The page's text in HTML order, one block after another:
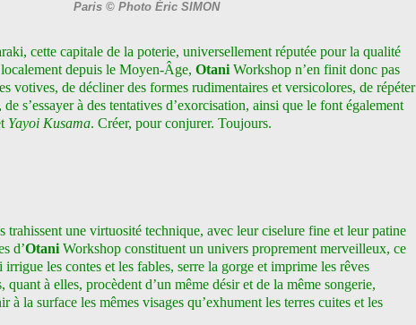
Paris © Photo Éric SIMON
cette capitale de la poterie, universellement réputée pour la qualité
depuis le Moyen-Âge, Otani Workshop n’en finit donc pas
votives, de décliner des formes rudimentaires et versicolores, de répéter
de s’essayer à des tentatives d’exorcisation, ainsi que le font également
Yayoi Kusama. Créer, pour conjurer. Toujours.
trahissent une virtuosité technique, avec leur ciselure fine et leur patine
d’Otani Workshop constituent un univers proprement merveilleux, ce
les contes et les fables, serre la gorge et imprime les rêves
quant à elles, procèdent d’un même désir et de la même songerie,
à la surface les mêmes visages qu’exhument les terres cuites et les